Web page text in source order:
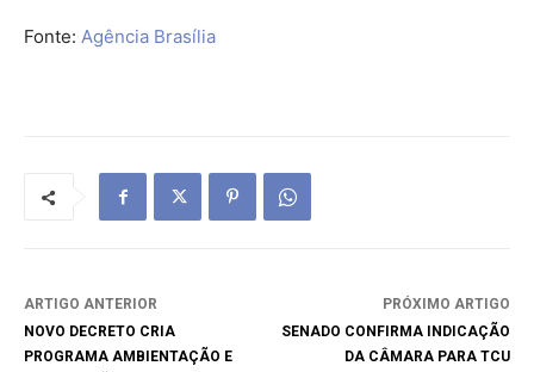
Fonte: Agência Brasília
ARTIGO ANTERIOR
NOVO DECRETO CRIA
PROGRAMA AMBIENTAÇÃO E
PRÓXIMO ARTIGO
SENADO CONFIRMA INDICAÇÃO
DA CÂMARA PARA TCU